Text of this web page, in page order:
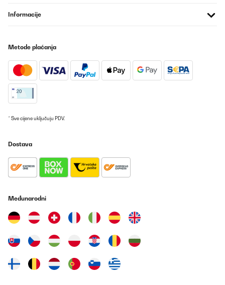
Informacije
Metode plaćanja
* Sve cijene uključuju PDV.
Dostava
Međunarodni